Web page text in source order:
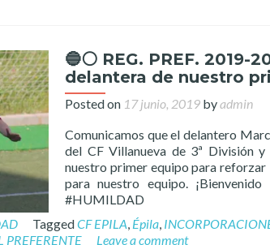
🔵⚪️ REG. PREF. 2019-
delantera de nuestro
Posted on 17 junio, 2019 byadmin
Comunicamos que el delantero
del CF Villanueva de 3ª División
nuestro primer equipo para reforzar
para nuestro equipo.
#HUMILDAD
TaggedCF EPILA, Épila,
PREFERENTE Leave a comment